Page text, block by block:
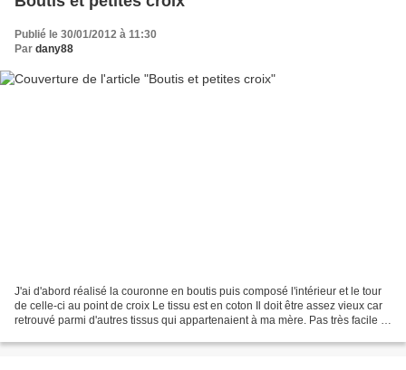
Publié le 30/01/2012 à 11:30
Par dany88
J'ai d'abord réalisé la couronne en boutis puis composé l'intérieur et le tour
de celle-ci au point de croix Le tissu est en coton Il doit être assez vieux car
retrouvé parmi d'autres tissus qui appartenaient à ma mère. Pas très facile à